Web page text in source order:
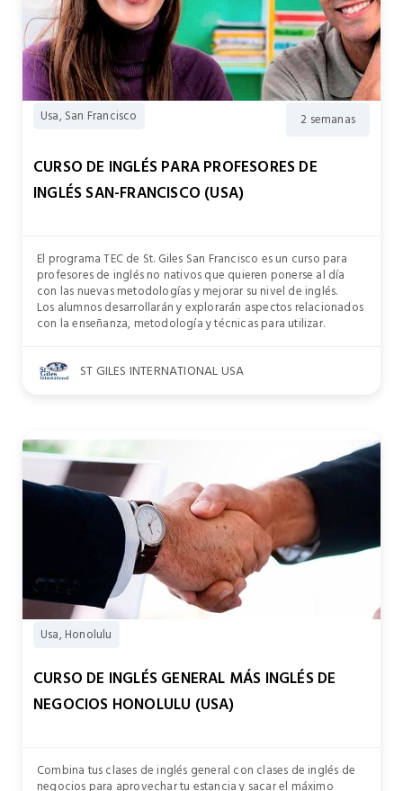
Usa, San Francisco 2 semanas
CURSO DE INGLÉS PARA PROFESORES DE
INGLÉS SAN-FRANCISCO (USA)
El programa TEC de St. Giles San Francisco es un curso para
profesores de inglés no nativos que quieren ponerse al día
con las nuevas metodologías y mejorar su nivel de inglés.
Los alumnos desarrollarán y explorarán aspectos relacionados
con la enseñanza, metodología y técnicas para utilizar.
ST GILES INTERNATIONAL USA
Usa, Honolulu
CURSO DE INGLÉS GENERAL MÁS INGLÉS DE
NEGOCIOS HONOLULU (USA)
Combina tus clases de inglés general con clases de inglés de
negocios para aprovechar tu estancia y sacar el máximo